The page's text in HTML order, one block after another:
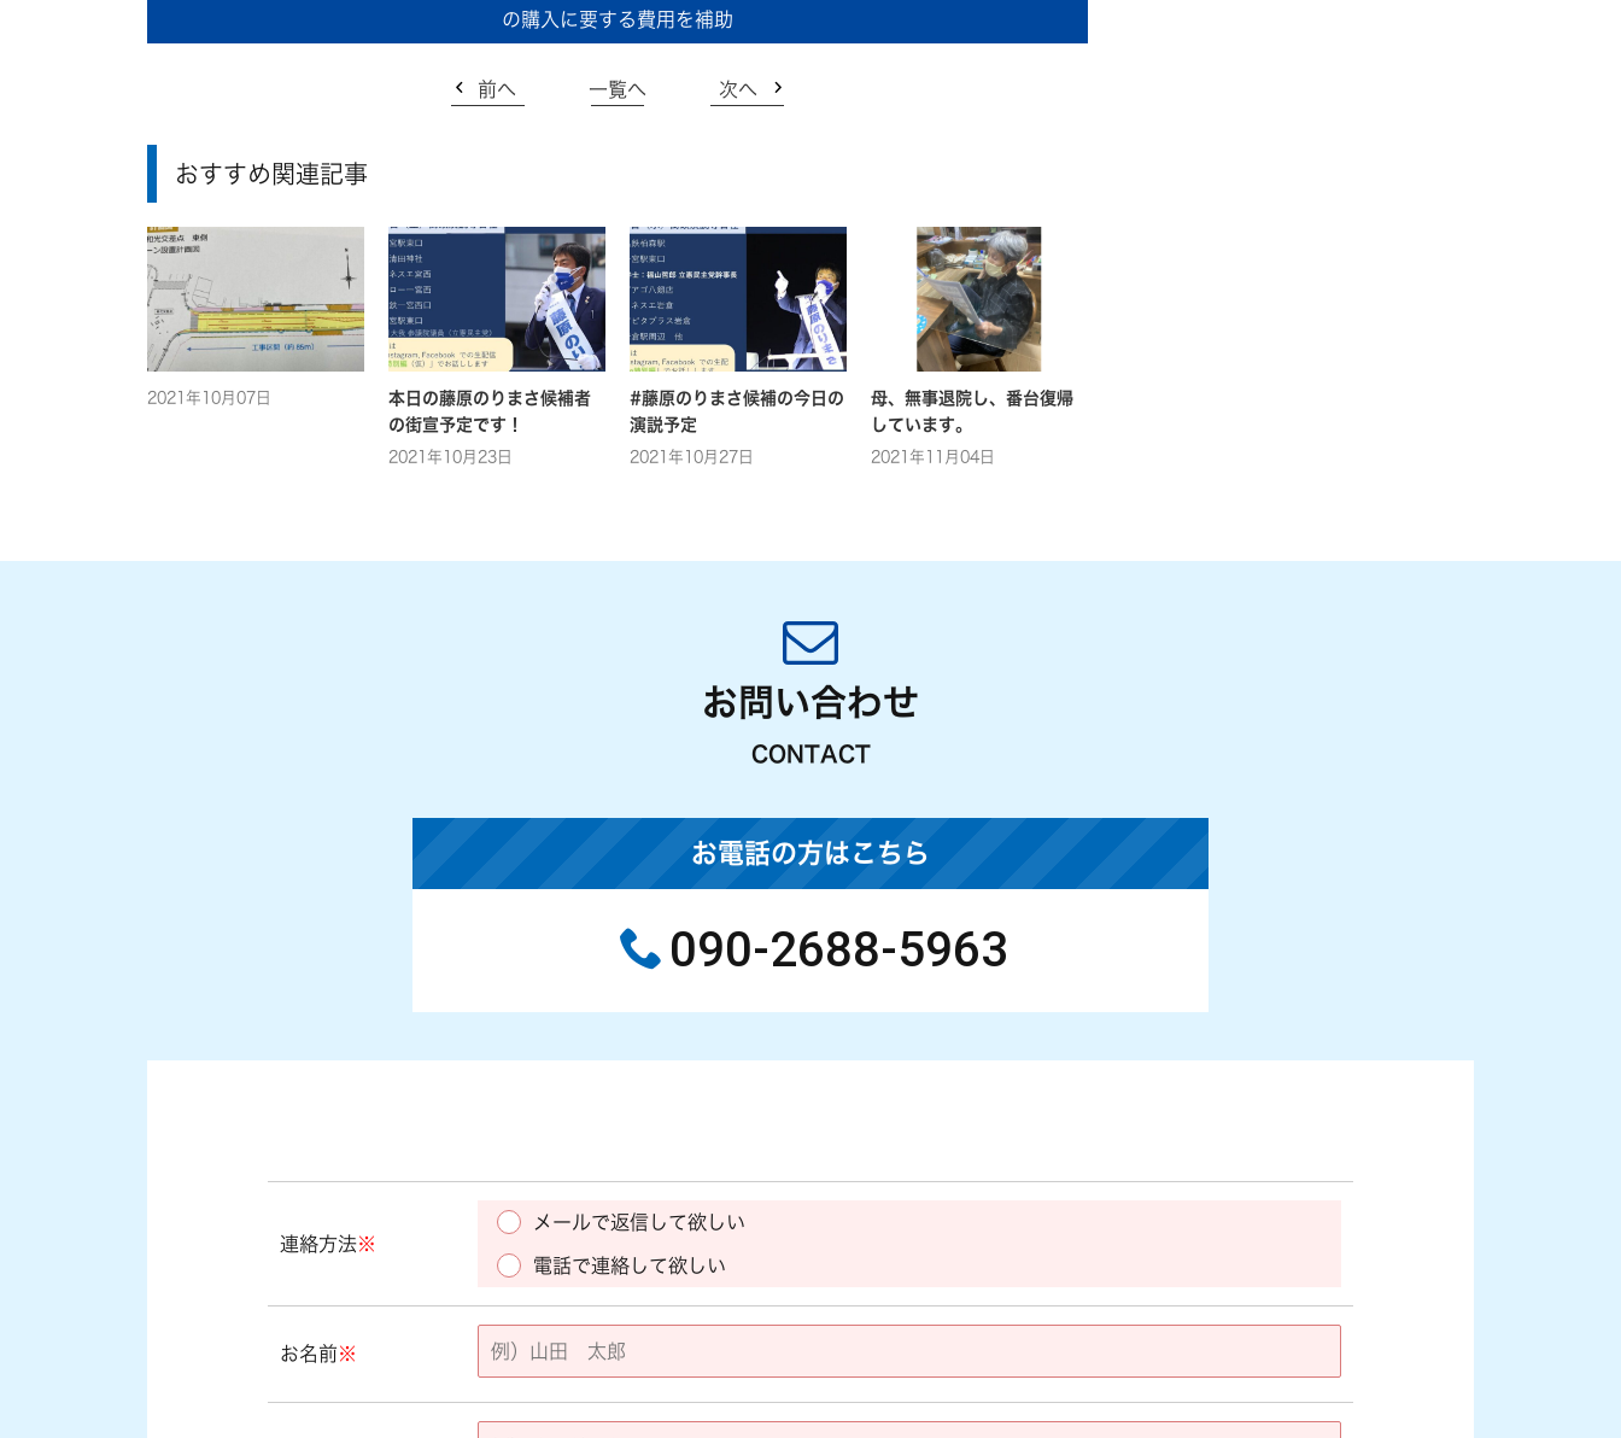
の購入に要する費用を補助
前へ 一覧へ 次へ
おすすめ関連記事
2021年10月07日
本日の藤原のりまさ候補者
の街宣予定です！
2021年10月23日
#藤原のりまさ候補の今日の
演説予定
2021年10月27日
母、無事退院し、番台復帰
しています。
2021年11月04日
お問い合わせ
CONTACT
お電話の方はこちら
090-2688-5963
連絡方法※
メールで返信して欲しい
電話で連絡して欲しい
お名前※